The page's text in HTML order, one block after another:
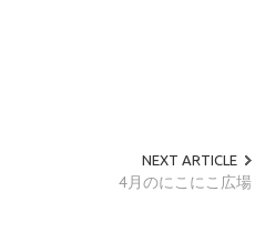
NEXT ARTICLE
4月のにこにこ広場